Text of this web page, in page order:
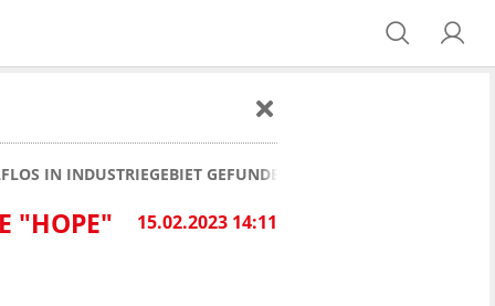
IN INDUSTRIEGEBIET GEFUNDEN
15.02.2023 14:11
"HOPE"